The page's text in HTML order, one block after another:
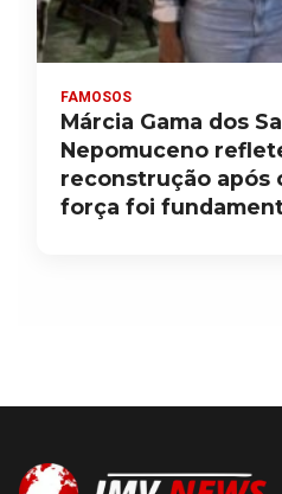
FAMOSOS
Márcia Gama dos
Nepomuceno
reconstrução após
força foi